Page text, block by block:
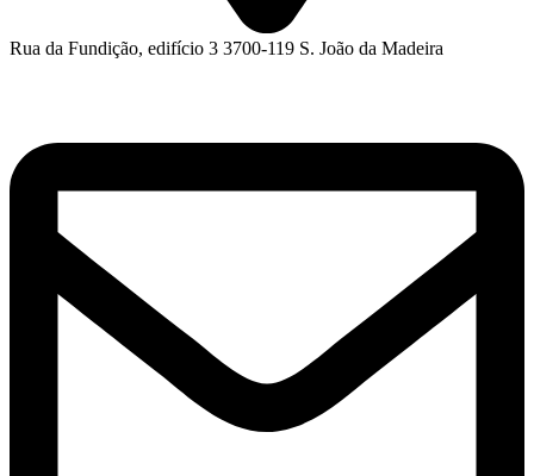
Rua da Fundição, edifício 3 3700-119 S. João da Madeira